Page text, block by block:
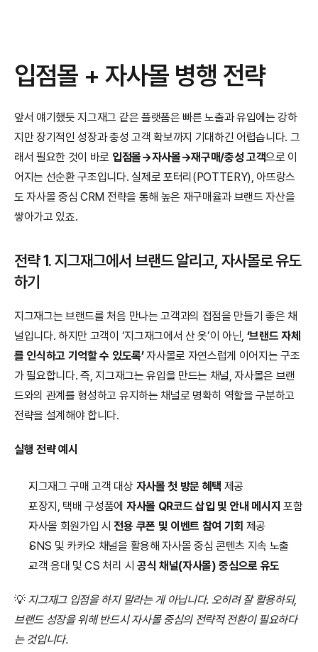
입점몰 + 자사몰 병행 전략
앞서 얘기했듯 지그재그 같은 플랫폼은 빠른 노출과 유입에는 강하
지만 장기적인 성장과 충성 고객 확보까지 기대하긴 어렵습니다. 그
래서 필요한 것이 바로 입점몰→자사몰→재구매/충성 고객으로 이
어지는 선순환 구조입니다. 실제로 포터리(POTTERY), 아뜨랑스
도 자사몰 중심 CRM 전략을 통해 높은 재구매율과 브랜드 자산을
쌓아가고 있죠.
전략 1. 지그재그에서 브랜드 알리고, 자사몰로 유도
하기
지그재그는 브랜드를 처음 만나는 고객과의 접점을 만들기 좋은 채
널입니다. 하지만 고객이 ‘지그재그에서 산 옷’이 아닌, ‘브랜드 자체
를 인식하고 기억할 수 있도록’ 자사몰로 자연스럽게 이어지는 구조
가 필요합니다. 즉, 지그재그는 유입을 만드는 채널, 자사몰은 브랜
드와의 관계를 형성하고 유지하는 채널로 명확히 역할을 구분하고
전략을 설계해야 합니다.
실행 전략 예시
지그재그 구매 고객 대상 자사몰 첫 방문 혜택 제공
포장지, 택배 구성품에 자사몰 QR코드 삽입 및 안내 메시지 포함
자사몰 회원가입 시 전용 쿠폰 및 이벤트 참여 기회 제공
SNS 및 카카오 채널을 활용해 자사몰 중심 콘텐츠 지속 노출
고객 응대 및 CS 처리 시 공식 채널(자사몰) 중심으로 유도
💡 지그재그 입점을 하지 말라는 게 아닙니다. 오히려 잘 활용하되,
브랜드 성장을 위해 반드시 자사몰 중심의 전략적 전환이 필요하다
는 것입니다.